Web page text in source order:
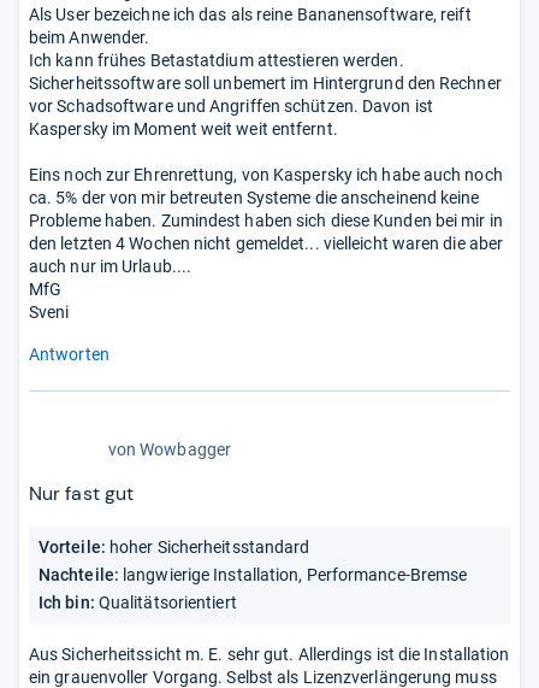
Als User bezeichne ich das als reine Bananensoftware, reift
beim Anwender.
Ich kann frühes Betastatdium attestieren werden.
Sicherheitssoftware soll unbemert im Hintergrund den Rechner
vor Schadsoftware und Angriffen schützen. Davon ist
Kaspersky im Moment weit weit entfernt.
Eins noch zur Ehrenrettung, von Kaspersky ich habe auch noch
ca. 5% der von mir betreuten Systeme die anscheinend keine
Probleme haben. Zumindest haben sich diese Kunden bei mir in
den letzten 4 Wochen nicht gemeldet... vielleicht waren die aber
auch nur im Urlaub....
MfG
Sveni
Antworten
5
von Wowbagger
Nur fast gut
Vorteile: hoher Sicherheitsstandard
Nachteile: langwierige Installation, Performance-Bremse
Ich bin: Qualitätsorientiert
Aus Sicherheitssicht m. E. sehr gut. Allerdings ist die Installation
ein grauenvoller Vorgang. Selbst als Lizenzverlängerung muss